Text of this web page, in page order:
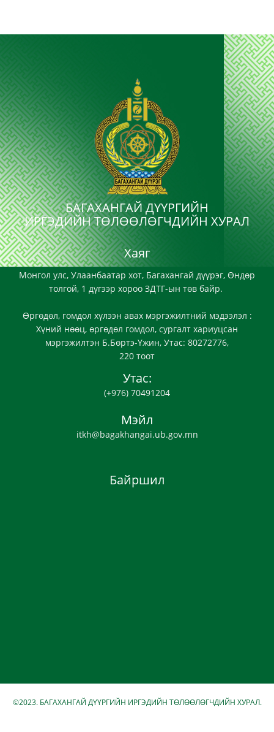
БАГАХАНГАЙ ДҮҮРГИЙН
ИРГЭДИЙН ТӨЛӨӨЛӨГЧДИЙН ХУРАЛ
Хаяг
Монгол улс, Улаанбаатар хот, Багахангай дүүрэг, Өндөр
толгой, 1 дүгээр хороо ЗДТГ-ын төв байр.
Өргөдөл, гомдол хүлээн авах мэргэжилтний мэдээлэл :
Хүний нөөц, өргөдөл гомдол, сургалт хариуцсан
мэргэжилтэн Б.Бөртэ-Үжин, Утас: 80272776,
220 тоот
Утас:
(+976) 70491204
Мэйл
itkh@bagakhangai.ub.gov.mn
Байршил
©2023. БАГАХАНГАЙ ДҮҮРГИЙН ИРГЭДИЙН ТӨЛӨӨЛӨГЧДИЙН ХУРАЛ.